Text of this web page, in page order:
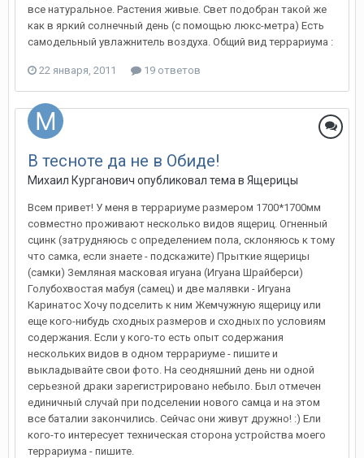
все натуральное. Растения живые. Свет подобран такой же
как в яркий солнечный день (с помощью люкс-метра) Есть
самодельный увлажнитель воздуха. Общий вид террариума :
22 января, 2011 19 ответов
В тесноте да не в Обиде!
Михаил Курганович опубликовал тема в Ящерицы
Всем привет! У меня в террариуме размером 1700*1700мм
совместно проживают несколько видов ящериц. Огненный
сцинк (затрудняюсь с определением пола, склоняюсь к тому
что самка, если знаете - подскажите) Прыткие ящерицы
(самки) Земляная масковая игуана (Игуана Шрайберси)
Голубохвостая мабуя (самец) и две малявки - Игуана
Каринатос Хочу подселить к ним Жемчужную ящерицу или
еще кого-нибудь сходных размеров и сходных по условиям
содержания. Если у кого-то есть опыт содержания
нескольких видов в одном террариуме - пишите и
выкладывайте свои фото. На сеодняшний день ни одной
серьезной драки зарегистрировано небыло. Был отмечен
единичный случай при подселении нового самца и на этом
все баталии закончились. Сейчас они живут дружно! :) Ели
кого-то интересует техническая сторона устройства моего
террариума - пишите.